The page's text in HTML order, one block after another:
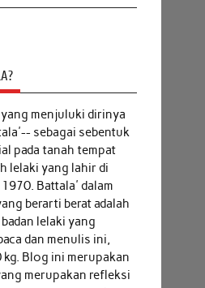
yang menjuluki dirinya
sebagai sebentuk
pada tanah tempat
lelaki yang lahir di
Battala' dalam
berarti berat adalah
lelaki yang
dan menulis ini,
Blog ini merupakan
merupakan refleksi